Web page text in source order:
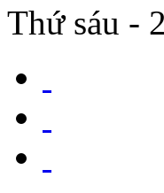
Thứ sáu -